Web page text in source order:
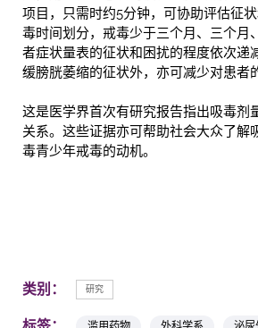
项目，只需时约5分钟，可协助评估征
毒时间划分，戒毒少于三个月、三个月
者症状量表的征状和困扰的程度依次递
缓膀胱萎缩的征状外，亦可减少对患者
这是医学界首次有研究报告指出吸毒剂
关系。这些证据亦可帮助社会大众了解
毒青少年戒毒的动机。
类别： 研究